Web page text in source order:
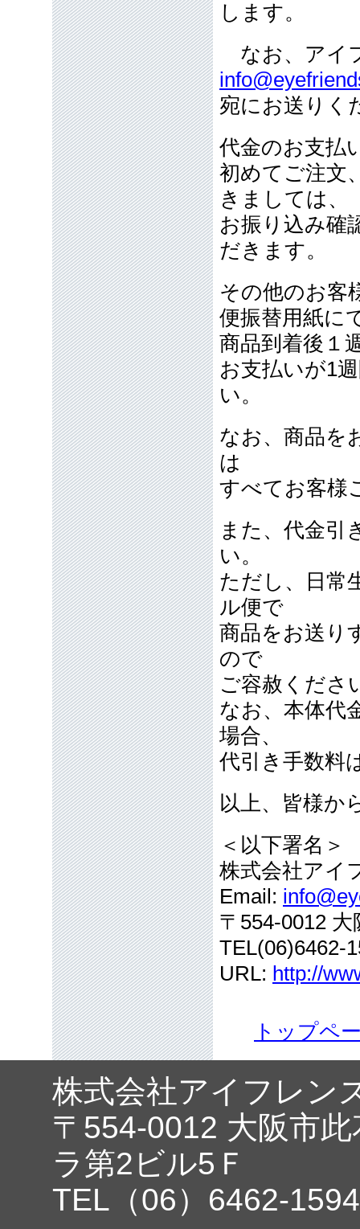
します。
なお、アイ
宛にお送りく
代金のお支払
初めてご注文
きましては、
お振り込み確
だきます。
その他のお客
便振替用紙に
商品到着後１
お支払いが1
い。
なお、商品を
は
すべてお客様
また、代金引
い。
ただし、日常
ル便で
商品をお送り
ので
ご容赦くださ
なお、本体代
場合、
代引き手数料
以上、皆様か
＜以下署名＞
株式会社アイ
Email:
〒554-0012
TEL(06)6462-
URL: http://
トップペ
株式会社アイフレン
〒554-0012 大阪市
ラ第2ビル5Ｆ
TEL（06）6462-